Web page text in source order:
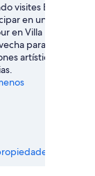
visites Bevagna,
en una
en Villa Mongalli.
para explorar
artísticas y